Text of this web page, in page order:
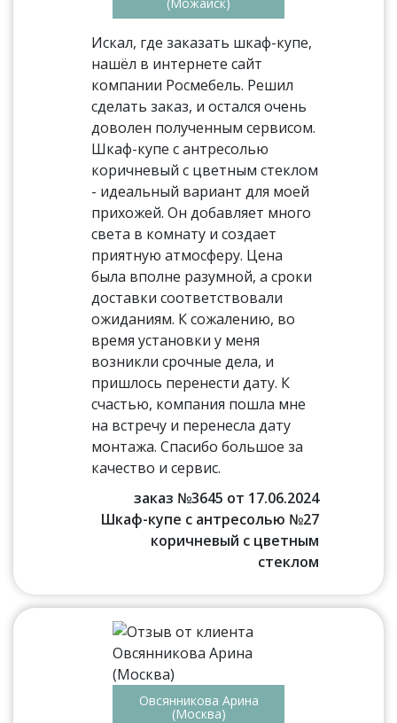
Искал, где заказать шкаф-купе,
нашёл в интернете сайт
компании Росмебель. Решил
сделать заказ, и остался очень
доволен полученным сервисом.
Шкаф-купе с антресолью
коричневый с цветным стеклом
- идеальный вариант для моей
прихожей. Он добавляет много
света в комнату и создает
приятную атмосферу. Цена
была вполне разумной, а сроки
доставки соответствовали
ожиданиям. К сожалению, во
время установки у меня
возникли срочные дела, и
пришлось перенести дату. К
счастью, компания пошла мне
на встречу и перенесла дату
монтажа. Спасибо большое за
качество и сервис.
заказ №3645 от 17.06.2024
Шкаф-купе с антресолью №27
коричневый с цветным
стеклом
Овсянникова Арина
(Москва)